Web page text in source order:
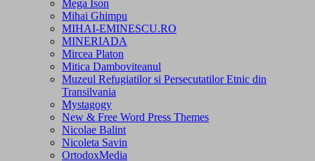
Mega Ison
Mihai Ghimpu
MIHAI-EMINESCU.RO
MINERIADA
Mircea Platon
Mitica Damboviteanul
Muzeul Refugiatilor si Persecutatilor Etnic din
Transilvania
Mystagogy
New & Free Word Press Themes
Nicolae Balint
Nicoleta Savin
OrtodoxMedia